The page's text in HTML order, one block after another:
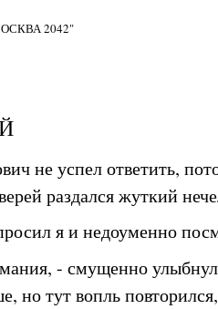
2042"
не успел ответить,
раздался жуткий
я и недоуменно
- смущенно
но тут вопль